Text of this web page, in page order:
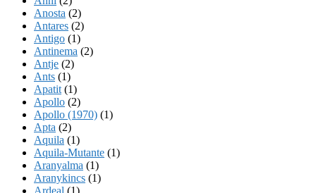
Anosta (2)
Antares (2)
Antigo (1)
Antinema (2)
Antje (2)
Ants (1)
Apatit (1)
Apollo (2)
Apollo (1970) (1)
Apta (2)
Aquila (1)
Aquila-Mutante (1)
Aranyalma (1)
Aranykincs (1)
Ardeal (1)